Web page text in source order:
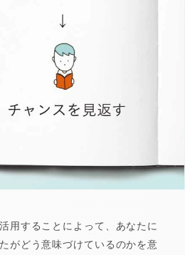
用することによって、あなたに
がどう意味づけているのかを意